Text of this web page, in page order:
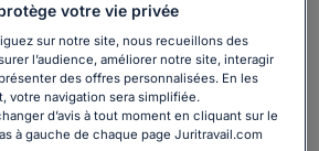
Cerfa n°13594*02 pour un
auprès de la Banque de
votre vie privée
sur notre site, nous recueillons des
l’audience, améliorer notre site, interagir
des offres personnalisées. En les
votre navigation sera simplifiée.
d’avis à tout moment en cliquant sur le
à gauche de chaque page Juritravail.com